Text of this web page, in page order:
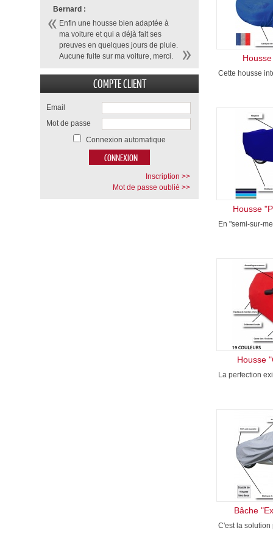
Cette housse
Housse
En "semi-sur-
Housse
La perfection
Bâche
C'est la solution
Bernard :
Enfin une housse bien adaptée à
ma voiture et qui a déjà fait ses
preuves en quelques jours de pluie.
Aucune fuite sur ma voiture, merci.
COMPTE CLIENT
Email
Mot de passe
Connexion automatique
Inscription >>
Mot de passe oublié >>